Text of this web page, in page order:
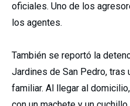
oficiales. Uno de los
los agentes.
También se reportó la
Jardines de San Pedro, tras
familiar. Al llegar al